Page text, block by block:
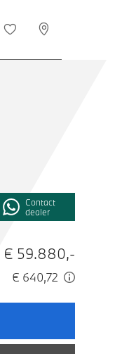
Contact
dealer
€ 59.880,-
€ 640,72